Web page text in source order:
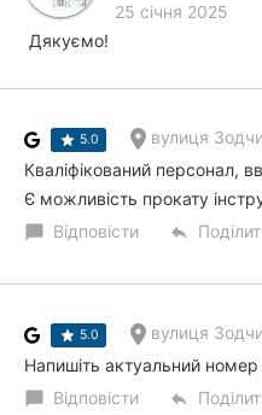
25 січня 2025
Дякуємо!
5.0 вулиця
Кваліфікований персонал,
Є можливість прокату
chat_bubble Відповісти reply
5.0 вулиця
Напишіть актуальний
chat_bubble Відповісти reply